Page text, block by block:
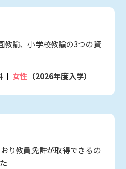
教諭、小学校教諭の3つの資
女性 （2026年度入学）
り教員免許が取得できるの